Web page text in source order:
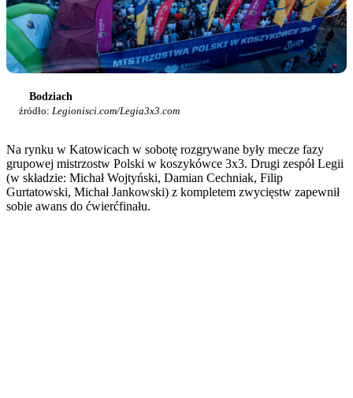
Bodziach
źródło: Legionisci.com/Legia3x3.com
Na rynku w Katowicach w sobotę rozgrywane były mecze fazy
grupowej mistrzostw Polski w koszykówce 3x3. Drugi zespół Legii
(w składzie: Michał Wojtyński, Damian Cechniak, Filip
Gurtatowski, Michał Jankowski) z kompletem zwycięstw zapewnił
sobie awans do ćwierćfinału.